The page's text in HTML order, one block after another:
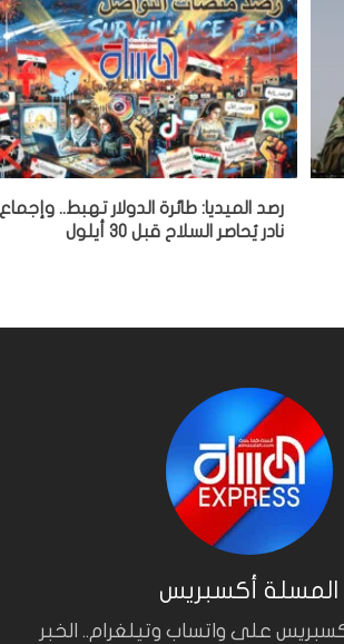
رصد الميديا: طائرة الدولار تهبط.. وإجماع
نادر يُحاصر السلاح قبل 30 أيلول
المسلة أكسبريس
على واتساب وتيلغرام.. الخبر